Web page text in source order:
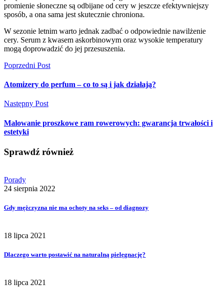
promienie słoneczne są odbijane od cery w jeszcze efektywniejszy
sposób, a ona sama jest skutecznie chroniona.
W sezonie letnim warto jednak zadbać o odpowiednie nawilżenie
cery. Serum z kwasem askorbinowym oraz wysokie temperatury
mogą doprowadzić do jej przesuszenia.
Poprzedni Post
Atomizery do perfum – co to są i jak działają?
Następny Post
Malowanie proszkowe ram rowerowych: gwarancja trwałości i
estetyki
Sprawdź również
Porady
24 sierpnia 2022
Gdy mężczyzna nie ma ochoty na seks – od diagnozy
18 lipca 2021
Dlaczego warto postawić na naturalną pielęgnację?
18 lipca 2021